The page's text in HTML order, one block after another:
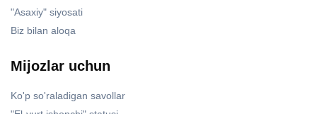
"Asaxiy" siyosati
Biz bilan aloqa
Mijozlar uchun
Ko'p so'raladigan savollar